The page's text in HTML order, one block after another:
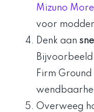
Mizuno
voor
Denk aan
Firm
Overweeg